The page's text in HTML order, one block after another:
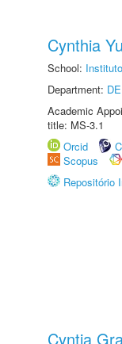
Cynthia
School:
Department:
Academic
title: MS-3.1
Orcid
Scopus
Repositório
Cyntia